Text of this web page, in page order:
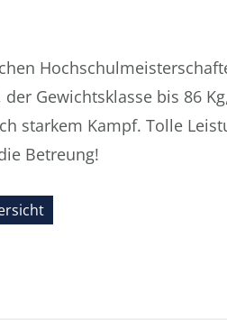
der Gewichtsklasse bis 86
starkem Kampf. Tolle
Betreung!